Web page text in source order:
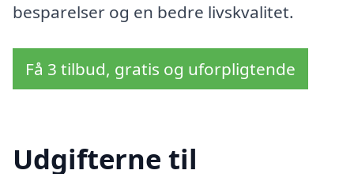
besparelser og en bedre livskvalitet.
Få 3 tilbud, gratis og uforpligtende
Udgifterne til